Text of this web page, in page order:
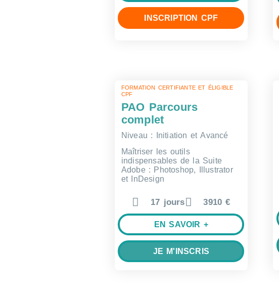
INSCRIPTION CPF
FORMATION CERTIFIANTE ET ÉLIGIBLE
CPF
PAO Parcours
complet
Niveau : Initiation et Avancé
Maîtriser les outils
indispensables de la Suite
Adobe : Photoshop, Illustrator
et InDesign
17 jours 3910 €
EN SAVOIR +
JE M'INSCRIS